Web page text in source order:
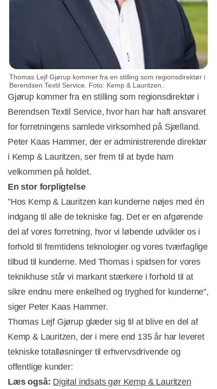
Thomas Lejf Gjørup kommer fra en stilling som regionsdirektør i
Berendsen Textil Service. Foto: Kemp & Lauritzen..
Gjørup kommer fra en stilling som regionsdirektør i
Berendsen Textil Service, hvor han har haft ansvaret
for forretningens samlede virksomhed på Sjælland.
Peter Kaas Hammer, der er administrerende direktør
i Kemp & Lauritzen, ser frem til at byde ham
velkommen på holdet.
En stor forpligtelse
”Hos Kemp & Lauritzen kan kunderne nøjes med én
indgang til alle de tekniske fag. Det er en afgørende
del af vores forretning, hvor vi løbende udvikler os i
forhold til fremtidens teknologier og vores tværfaglige
tilbud til kunderne. Med Thomas i spidsen for vores
teknikhuse står vi markant stærkere i forhold til at
sikre endnu mere enkelhed og tryghed for kunderne”,
siger Peter Kaas Hammer.
Thomas Lejf Gjørup glæder sig til at blive en del af
Kemp & Lauritzen, der i mere end 135 år har leveret
tekniske totalløsninger til erhvervsdrivende og
offentlige kunder:
Læs også: Digital indsats gør Kemp & Lauritzen